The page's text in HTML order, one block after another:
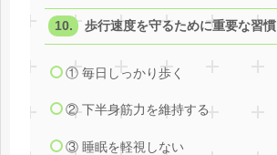
歩行速度を守るために重要な習慣
① 毎日しっかり歩く
② 下半身筋力を維持する
③ 睡眠を軽視しない